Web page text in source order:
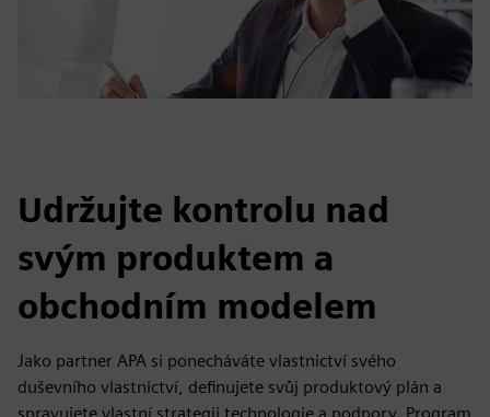
Udržujte kontrolu nad
svým produktem a
obchodním modelem
Jako partner APA si ponecháváte vlastnictví svého
duševního vlastnictví, definujete svůj produktový plán a